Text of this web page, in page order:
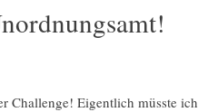
Challenge! Eigentlich müsste ich